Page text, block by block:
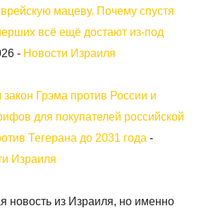
мацеву. Почему спустя
всё ещё достают из-под
- Новости Израиля
Грэма против России и
для покупателей российской
Тегерана до 2031 года -
Израиля
новость из Израиля, но именно